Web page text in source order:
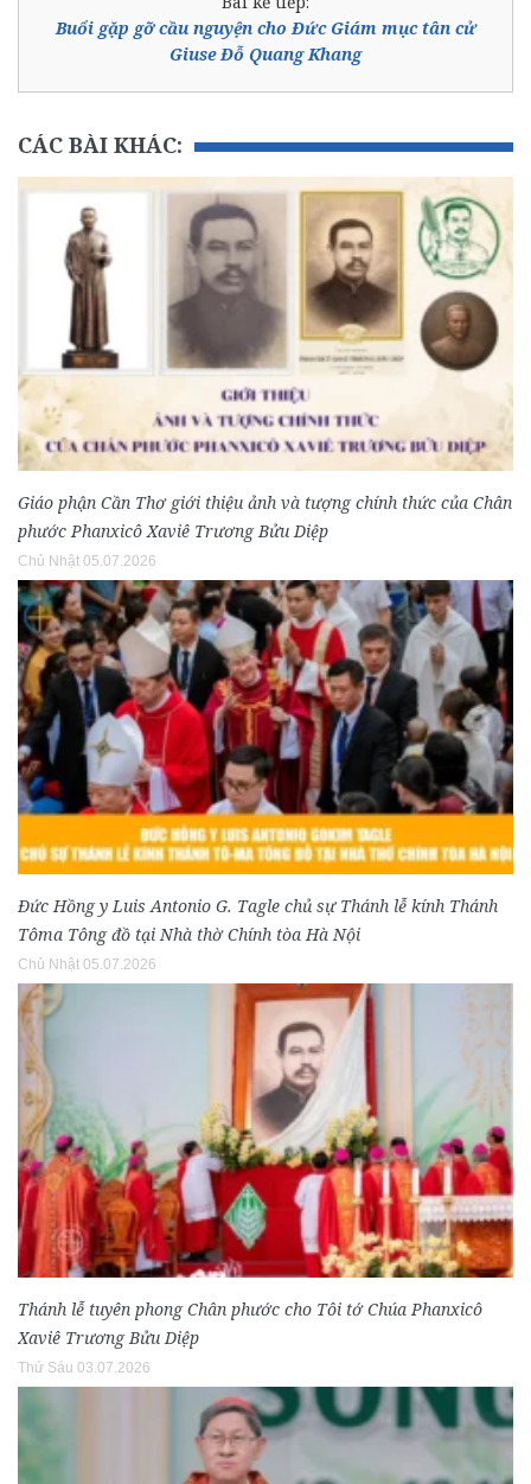
Buổi gặp gỡ cầu nguyện cho Đức Giám mục tân cử
Giuse Đỗ Quang Khang
CÁC BÀI KHÁC:
Giáo phận Cần Thơ giới thiệu ảnh và tượng chính thức của Chân
phước Phanxicô Xaviê Trương Bửu Diệp
Chủ Nhật 05.07.2026
Đức Hồng y Luis Antonio G. Tagle chủ sự Thánh lễ kính Thánh
Tôma Tông đồ tại Nhà thờ Chính tòa Hà Nội
Chủ Nhật 05.07.2026
Thánh lễ tuyên phong Chân phước cho Tôi tớ Chúa Phanxicô
Xaviê Trương Bửu Diệp
Thứ Sáu 03.07.2026